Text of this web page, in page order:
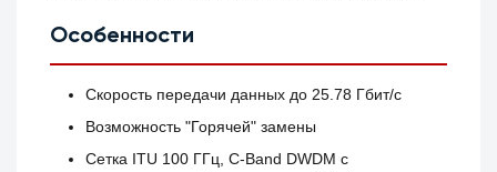
Особенности
Скорость передачи данных до 25.78 Гбит/с
Возможность "Горячей" замены
Сетка ITU 100 ГГц, C-Band DWDM с